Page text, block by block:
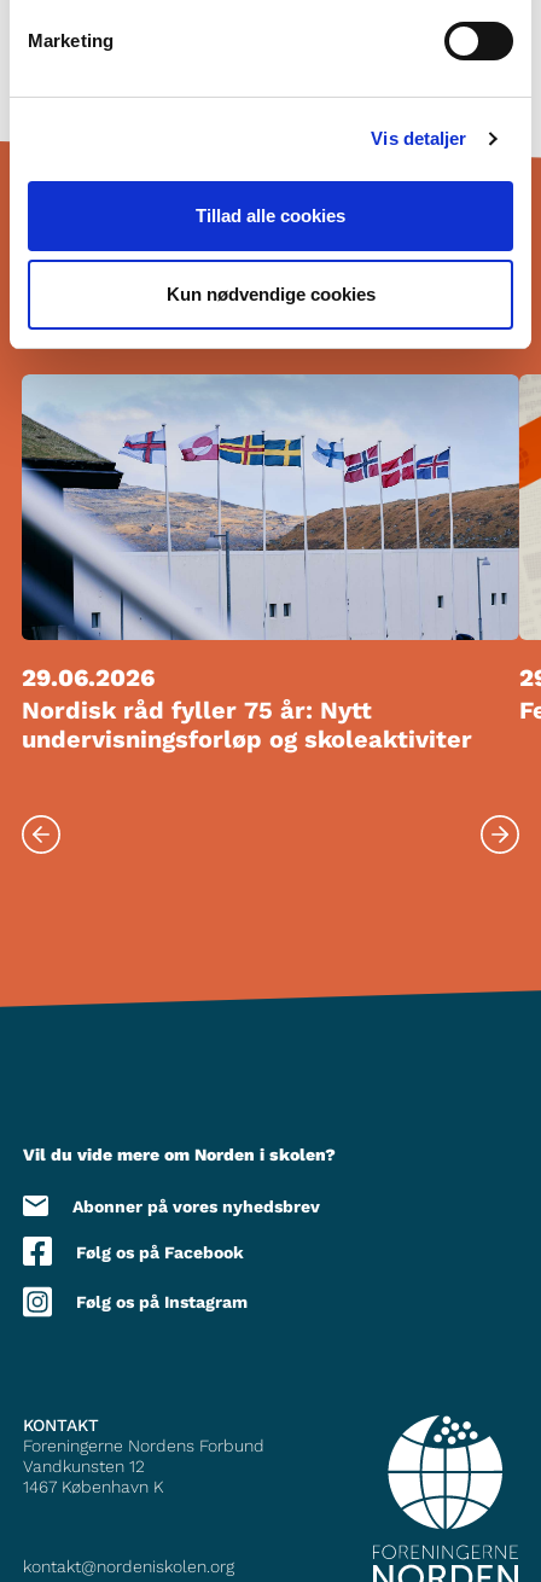
Marketing
Vis detaljer
Tillad alle cookies
Kun nødvendige cookies
Cookiepolitik
Nyheder
SENESTE NYT...
29.06.2026
Nordisk råd fyller 75 år: Nytt
undervisningsforløp og skoleaktiviter
Vil du vide mere om Norden i skolen?
Abonner på vores nyhedsbrev
Følg os på Facebook
Følg os på Instagram
KONTAKT
Foreningerne Nordens Forbund
Vandkunsten 12
1467 København K
kontakt@nordeniskolen.org